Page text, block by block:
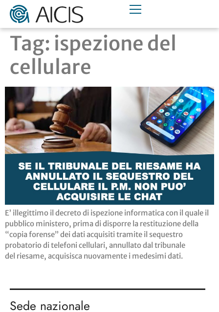
Tag: ispezione del
cellulare
E’ illegittimo il decreto di ispezione informatica con il quale il
pubblico ministero, prima di disporre la restituzione della
“copia forense” dei dati acquisiti tramite il sequestro
probatorio di telefoni cellulari, annullato dal tribunale
del riesame, acquisisca nuovamente i medesimi dati.
Sede nazionale